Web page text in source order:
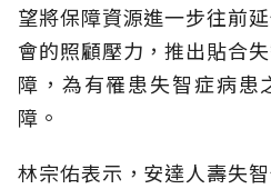
望將保障資源進一步往前
會的照顧壓力，推出貼合
障，為有罹患失智症病患
障。
林宗佑表示，安達人壽失